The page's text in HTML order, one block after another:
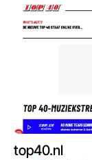
top40.nl